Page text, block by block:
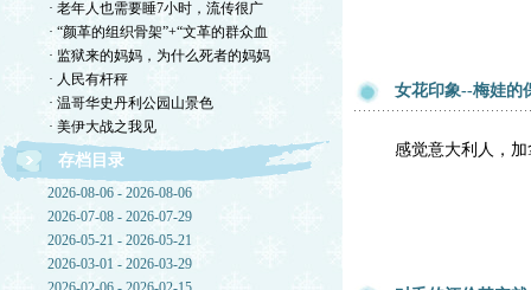
· 老年人也需要睡7小时，流传很广
· “颜革的组织骨架”+“文革的群众血
· 监狱来的妈妈，为什么死者的妈妈
· 人民有杆秤
· 温哥华史丹利公园山景色
· 美伊大战之我见
存档目录
2026-08-06 - 2026-08-06
2026-07-08 - 2026-07-29
2026-05-21 - 2026-05-21
2026-03-01 - 2026-03-29
女花印象--梅娃的
感觉意大利人，